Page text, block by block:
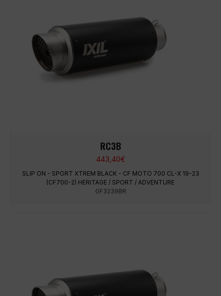
RC3B
443,40€
SLIP ON - SPORT XTREM BLACK - CF MOTO 700 CL-X 19-23
(CF700-2) HERITAGE / SPORT / ADVENTURE
GF3239BR